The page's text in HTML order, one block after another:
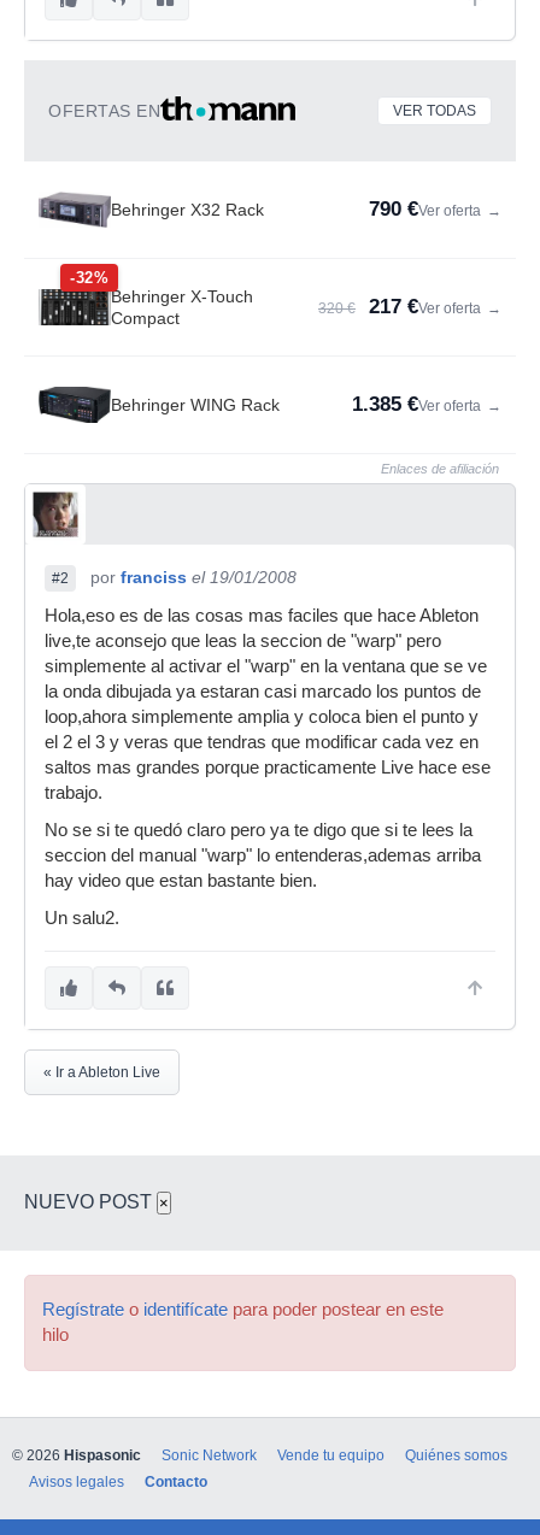
OFERTAS EN VER TODAS
Behringer X32 Rack 790 €Ver oferta →
-32%
Behringer X-Touch
Compact
320 € 217 €Ver oferta →
Behringer WING Rack 1.385 €Ver oferta →
Enlaces de afiliación
#2 por franciss el 19/01/2008
Hola,eso es de las cosas mas faciles que hace Ableton
live,te aconsejo que leas la seccion de "warp" pero
simplemente al activar el "warp" en la ventana que se ve
la onda dibujada ya estaran casi marcado los puntos de
loop,ahora simplemente amplia y coloca bien el punto y
el 2 el 3 y veras que tendras que modificar cada vez en
saltos mas grandes porque practicamente Live hace ese
trabajo.
No se si te quedó claro pero ya te digo que si te lees la
seccion del manual "warp" lo entenderas,ademas arriba
hay video que estan bastante bien.
Un salu2.
« Ir a Ableton Live
NUEVO POST ×
Regístrate o identifícate para poder postear en este
hilo
© 2026 Hispasonic Sonic Network Vende tu equipo
Quiénes somos
Avisos legales
Contacto